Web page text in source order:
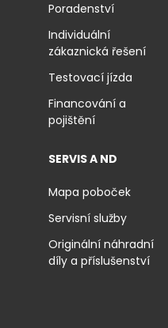
Poradenství
Individuální
zákaznická řešení
Testovací jízda
Financování a
pojištění
SERVIS A ND
Mapa poboček
Servisní služby
Originální náhradní
díly a příslušenství